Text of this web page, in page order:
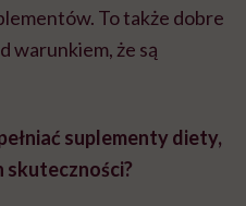
To także dobre
warunkiem, że są
suplementy diety,
skuteczności?